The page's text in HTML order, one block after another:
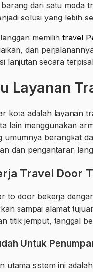
dari satu moda
solusi yang lebih
memilih travel
dan
lanjutan secara
Layanan
kota adalah layanan
lain menggunakan
umumnya berangkat
dan pengantaran
Travel Door
to door bekerja
sampai alamat
titik jemput, tanggal
Untuk
utama sistem ini